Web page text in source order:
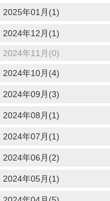
2025年01月(1)
2024年12月(1)
2024年11月(0)
2024年10月(4)
2024年09月(3)
2024年08月(1)
2024年07月(1)
2024年06月(2)
2024年05月(1)